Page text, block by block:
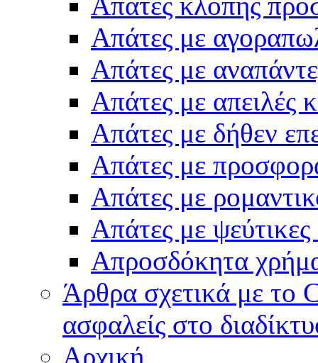
Απάτες με
Απάτες με
Απάτες με απειλές
Απάτες με δήθεν
Απάτες με
Απάτες με
Απάτες με
Απροσδόκητα
Άρθρα σχετικά με το
ασφαλείς στο
Αρχική